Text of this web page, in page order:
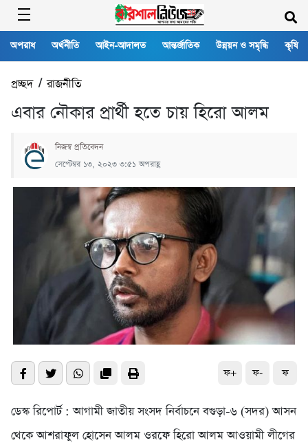
অপরাধ অর্থনীতি আইন-আদালত আন্তর্জাতিক উন্নয়ন ও সমৃদ্ধি কৃষি
প্রচ্ছদ/রাজনীতি
এবার নৌকার প্রার্থী হতে চায় হিরো আলম
নিজস্ব প্রতিবেদন
সেপ্টেম্বর ১৩, ২০২৩ ৩:৫১ অপরাহ্ণ
ফ+ ফ- ফ
ডেস্ক রিপোর্ট : আগামী জাতীয় সংসদ নির্বাচনে বগুড়া-৬ (সদর) আসন
থেকে আশরাফুল হোসেন আলম ওরফে হিরো আলম আওয়ামী লীগের